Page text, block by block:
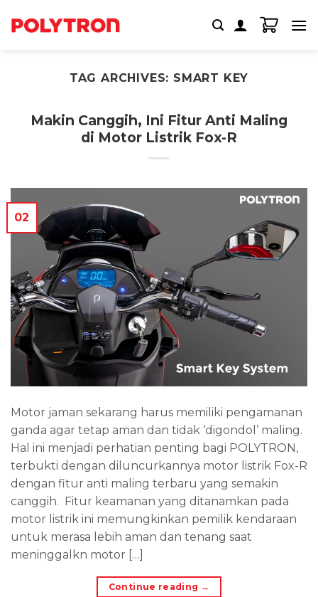
TAG ARCHIVES: SMART KEY
Makin Canggih, Ini Fitur Anti Maling
di Motor Listrik Fox-R
02
Motor jaman sekarang harus memiliki pengamanan
ganda agar tetap aman dan tidak ‘digondol’ maling.
Hal ini menjadi perhatian penting bagi POLYTRON,
terbukti dengan diluncurkannya motor listrik Fox-R
dengan fitur anti maling terbaru yang semakin
canggih. Fitur keamanan yang ditanamkan pada
motor listrik ini memungkinkan pemilik kendaraan
untuk merasa lebih aman dan tenang saat
meninggalkn motor […]
Continue reading →